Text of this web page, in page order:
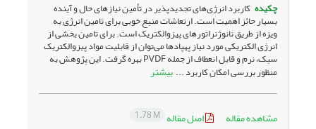
چکیده کاربرد انرژی‌های تجدیدپذیر در تأمین نیازهای حال و آینده
بسیار حائز اهمیت است. ارتعاشات منبع خوبی برای تامین انرژی به
ویزه از طریق نانوژنراتورهای پیزوالکتریک است. برای تامین بخشی از
انرژی الکتریکی مورد نیاز پهپادها می‌توان از قابلیت مواد پیزوالکتریک
سبک، نرم و قابل انعطاف از جمله PVDF بهره گرفت. این پژوهش به
منظور بررسی امکان کاربرد ... بیشتر
مشاهده مقاله اصل مقاله 1.78 M